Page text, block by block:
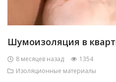
Шумоизоляция в
8 месяцев назад
1354
Изоляционные материалы